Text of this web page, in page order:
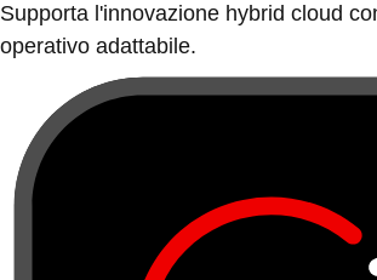
Supporta l'innovazione hybrid cloud
operativo adattabile.